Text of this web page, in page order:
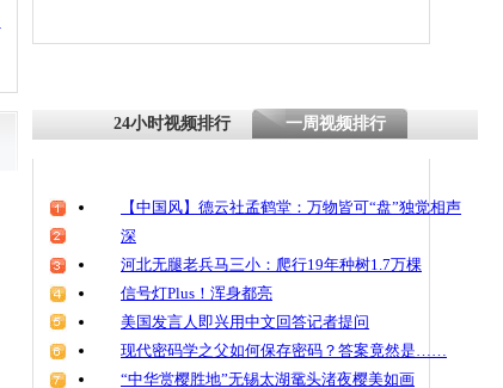
24小时视频排行 一周视频排行
【中国风】德云社孟鹤堂：万物皆可“盘”独觉相声
深
河北无腿老兵马三小：爬行19年种树1.7万棵
信号灯Plus！浑身都亮
美国发言人即兴用中文回答记者提问
现代密码学之父如何保存密码？答案竟然是……
“中华赏樱胜地”无锡太湖鼋头渚夜樱美如画